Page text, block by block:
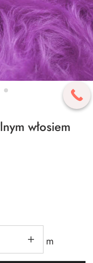
włosiem
m